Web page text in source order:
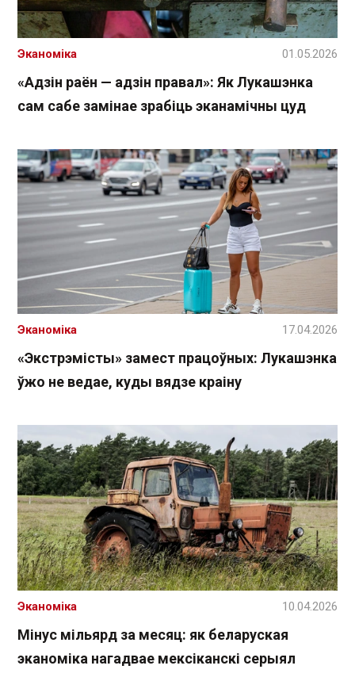
«Адзін раён — адзін правал»: Як Лукашэнка
сам сабе замінае зрабіць эканамічны цуд
Эканоміка 01.05.2026
«Экстрэмісты» замест працоўных: Лукашэнка
ўжо не ведае, куды вядзе краіну
Эканоміка 17.04.2026
Мінус мільярд за месяц: як беларуская
эканоміка нагадвае мексіканскі серыял
Эканоміка 10.04.2026